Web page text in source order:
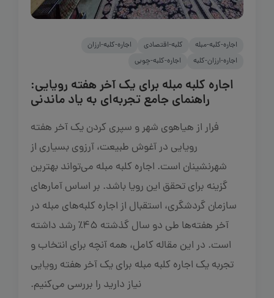
اجاره-کلبه-مبله کلبه-اقتصادی
اجاره-کلبه-ارزان
اجاره-ارزان-کلبه
اجاره-کلبه-چوبی
اجاره کلبه مبله برای یک آخر هفته رویایی:
راهنمای جامع تجربه‌ای به یاد ماندنی
فرار از هیاهوی شهر و سپری کردن یک آخر هفته
رویایی در آغوش طبیعت، آرزوی بسیاری از
شهرنشینان است. اجاره کلبه مبله می‌تواند بهترین
گزینه برای تحقق این رویا باشد. بر اساس آمارهای
سازمان گردشگری، استقبال از اجاره کلبه‌های مبله در
آخر هفته‌ها طی دو سال گذشته ۴۵٪ رشد داشته
است. در این مقاله کامل، همه آنچه برای انتخاب و
تجربه یک اجاره کلبه مبله برای یک آخر هفته رویایی
نیاز دارید را بررسی می‌کنیم.